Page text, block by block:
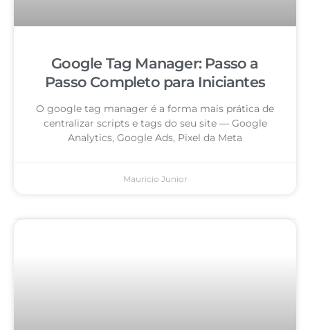
Google Tag Manager: Passo a
Passo Completo para Iniciantes
O google tag manager é a forma mais prática de
centralizar scripts e tags do seu site — Google
Analytics, Google Ads, Pixel da Meta
Mauricio Junior